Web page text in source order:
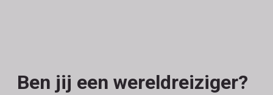
Ben jij een wereldreiziger?